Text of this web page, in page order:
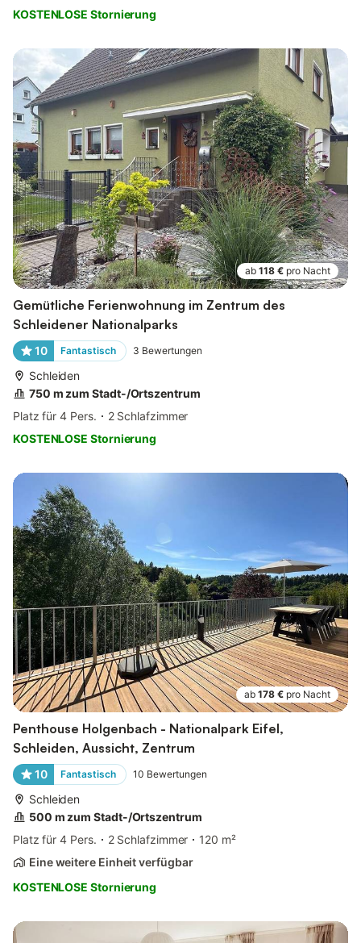
KOSTENLOSE Stornierung
ab 118 € pro Nacht
Gemütliche Ferienwohnung im Zentrum des
Schleidener Nationalparks
10 Fantastisch 3 Bewertungen
Schleiden
750 m zum Stadt-/Ortszentrum
Platz für 4 Pers.
2 Schlafzimmer
KOSTENLOSE Stornierung
ab 178 € pro Nacht
Penthouse Holgenbach - Nationalpark Eifel,
Schleiden, Aussicht, Zentrum
10 Fantastisch 10 Bewertungen
Schleiden
500 m zum Stadt-/Ortszentrum
Platz für 4 Pers.
2 Schlafzimmer
120 m²
Eine weitere Einheit verfügbar
KOSTENLOSE Stornierung